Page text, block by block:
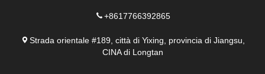
+8617766392865
Strada orientale #189, città di Yixing, provincia di Jiangsu,
CINA di Longtan